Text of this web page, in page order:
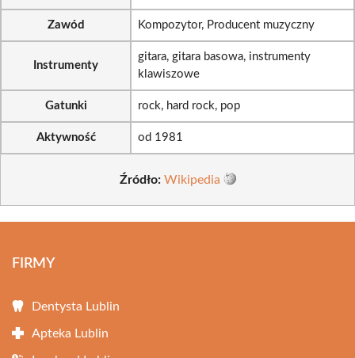
Zawód Kompozytor, Producent muzyczny
Instrumenty
gitara, gitara basowa, instrumenty
klawiszowe
Gatunki rock, hard rock, pop
Aktywność od 1981
Źródło: Wikipedia
FIRMY
Dentysta Lublin
Apteka Lublin